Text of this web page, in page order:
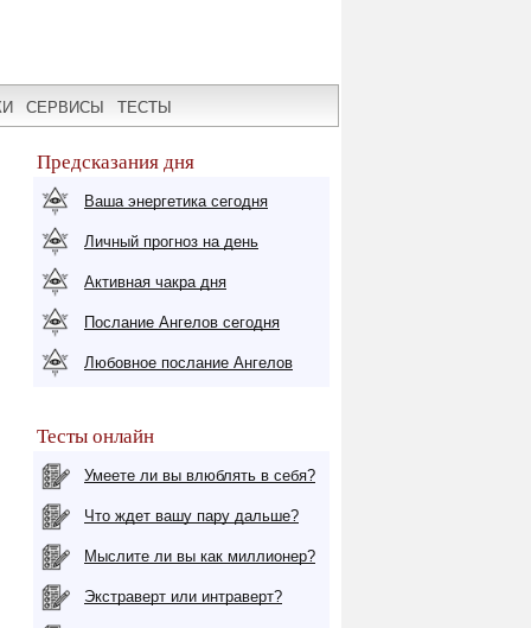
СЕРВИСЫ ТЕСТЫ
Предсказания дня
Ваша энергетика сегодня
Личный прогноз на день
Активная чакра дня
Послание Ангелов сегодня
Любовное послание Ангелов
Тесты онлайн
Умеете ли вы влюблять в себя?
Что ждет вашу пару дальше?
Мыслите ли вы как миллионер?
Экстраверт или интраверт?